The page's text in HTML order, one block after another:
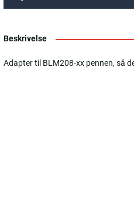
Beskrivelse
Adapter til BLM208-xx pennen, så